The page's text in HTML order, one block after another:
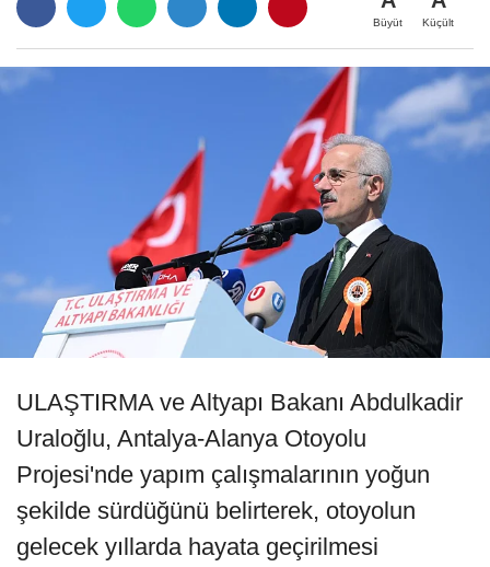
Büyüt Küçült
ULAŞTIRMA ve Altyapı Bakanı Abdulkadir
Uraloğlu, Antalya-Alanya Otoyolu
Projesi'nde yapım çalışmalarının yoğun
şekilde sürdüğünü belirterek, otoyolun
gelecek yıllarda hayata geçirilmesi